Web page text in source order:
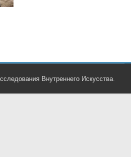
Внутреннего Искусства.